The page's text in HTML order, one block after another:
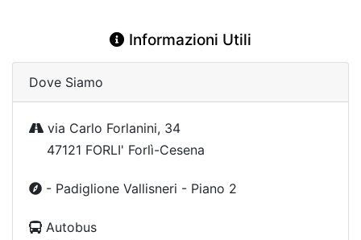
Informazioni Utili
Dove Siamo
via Carlo Forlanini, 34
47121 FORLI' Forlì-Cesena
- Padiglione Vallisneri - Piano 2
Autobus